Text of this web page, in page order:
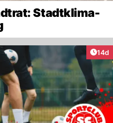
Stadtklima-
14d